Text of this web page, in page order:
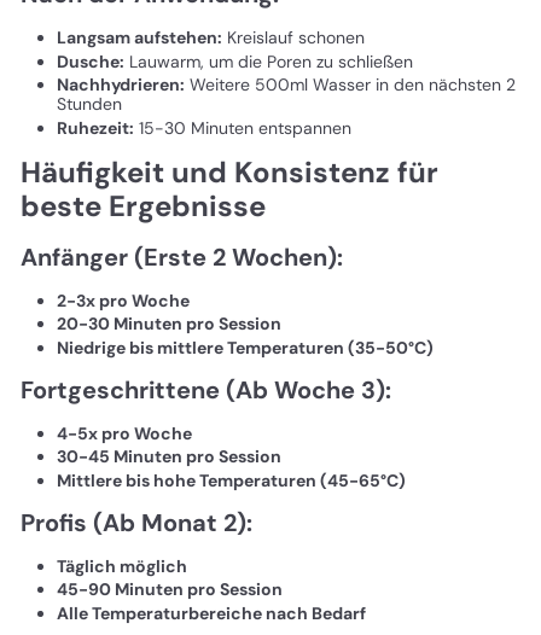
Langsam aufstehen: Kreislauf schonen
Dusche: Lauwarm, um die Poren zu schließen
Nachhydrieren: Weitere 500ml Wasser in den nächsten 2
Stunden
Ruhezeit: 15-30 Minuten entspannen
Häufigkeit und Konsistenz für
beste Ergebnisse
Anfänger (Erste 2 Wochen):
2-3x pro Woche
20-30 Minuten pro Session
Niedrige bis mittlere Temperaturen (35-50°C)
Fortgeschrittene (Ab Woche 3):
4-5x pro Woche
30-45 Minuten pro Session
Mittlere bis hohe Temperaturen (45-65°C)
Profis (Ab Monat 2):
Täglich möglich
45-90 Minuten pro Session
Alle Temperaturbereiche nach Bedarf